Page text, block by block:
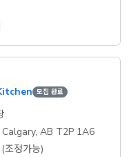
모집 완료
AB T2P 1A6
정가능)